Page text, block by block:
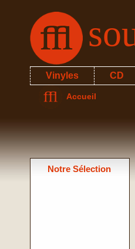
Vinyles CD
Accueil
Notre Sélection